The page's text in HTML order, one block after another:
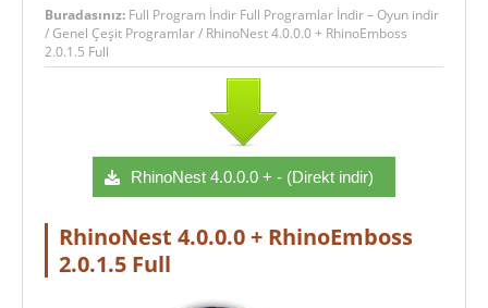
Buradasınız: Full Program İndir Full Programlar İndir – Oyun indir
/Genel Çeşit Programlar/ RhinoNest 4.0.0.0 + RhinoEmboss
2.0.1.5 Full
RhinoNest 4.0.0.0 + - (Direkt indir)
RhinoNest 4.0.0.0 + RhinoEmboss
2.0.1.5 Full